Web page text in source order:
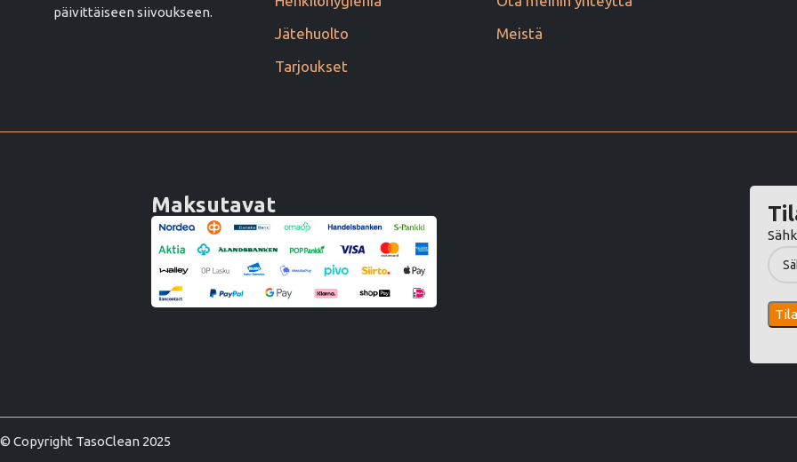
päivittäiseen siivoukseen.
Jätehuolto
Tarjoukset
Meistä
Maksutavat
© Copyright TasoClean 2025